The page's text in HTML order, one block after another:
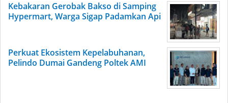
Kebakaran Gerobak Bakso di Samping
Hypermart, Warga Sigap Padamkan Api
Perkuat Ekosistem Kepelabuhanan,
Pelindo Dumai Gandeng Poltek AMI